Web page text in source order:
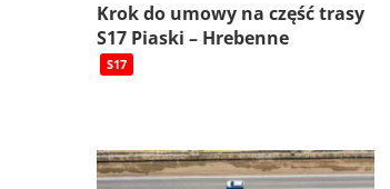
Krok do umowy na część trasy
S17 Piaski – Hrebenne
S17